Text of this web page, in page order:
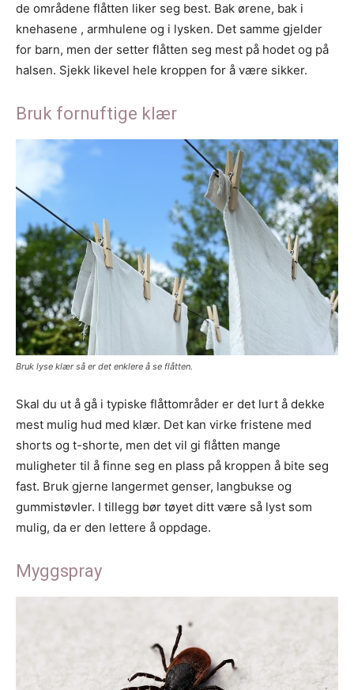
de områdene flåtten liker seg best. Bak ørene, bak i
knehasene , armhulene og i lysken. Det samme gjelder
for barn, men der setter flåtten seg mest på hodet og på
halsen. Sjekk likevel hele kroppen for å være sikker.
Bruk fornuftige klær
Bruk lyse klær så er det enklere å se flåtten.
Skal du ut å gå i typiske flåttområder er det lurt å dekke
mest mulig hud med klær. Det kan virke fristene med
shorts og t-shorte, men det vil gi flåtten mange
muligheter til å finne seg en plass på kroppen å bite seg
fast. Bruk gjerne langermet genser, langbukse og
gummistøvler. I tillegg bør tøyet ditt være så lyst som
mulig, da er den lettere å oppdage.
Myggspray